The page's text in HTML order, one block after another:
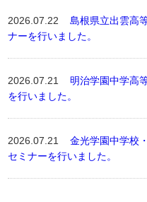
2026.07.22島根県立出雲高
ナーを行いました。
2026.07.21 明治学園中学高
を行いました。
2026.07.21金光学園中学校
セミナーを行いました。